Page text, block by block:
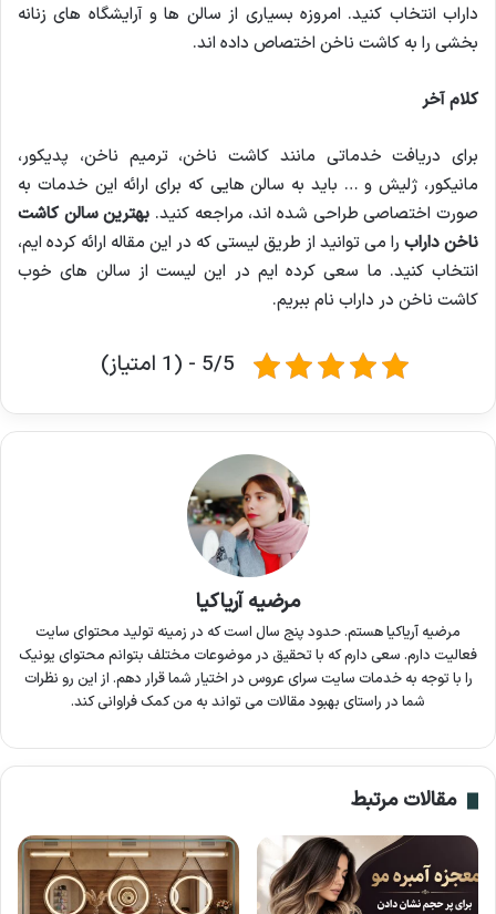
داراب انتخاب کنید. امروزه بسیاری از سالن ها و آرایشگاه های زنانه
بخشی را به کاشت ناخن اختصاص داده اند.
کلام آخر
برای دریافت خدماتی مانند کاشت ناخن، ترمیم ناخن، پدیکور،
مانیکور، ژلیش و … باید به سالن هایی که برای ارائه این خدمات به
صورت اختصاصی طراحی شده اند، مراجعه کنید. بهترین سالن کاشت
ناخن داراب را می توانید از طریق لیستی که در این مقاله ارائه کرده ایم،
انتخاب کنید. ما سعی کرده ایم در این لیست از سالن های خوب
کاشت ناخن در داراب نام ببریم.
5/5 - (1 امتیاز)
مرضیه آریاکیا
مرضیه آریاکیا هستم. حدود پنج سال است که در زمینه تولید محتوای سایت
فعالیت دارم. سعی دارم که با تحقیق در موضوعات مختلف بتوانم محتوای یونیک
را با توجه به خدمات سایت سرای عروس در اختیار شما قرار دهم. از این رو نظرات
شما در راستای بهبود مقالات می تواند به من کمک فراوانی کند.
مقالات مرتبط